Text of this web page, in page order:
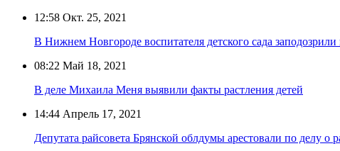
12:58 Окт. 25, 2021
В Нижнем Новгороде воспитателя детского сада заподозрили
08:22 Май 18, 2021
В деле Михаила Меня выявили факты растления детей
14:44 Апрель 17, 2021
Депутата райсовета Брянской облдумы арестовали по делу о